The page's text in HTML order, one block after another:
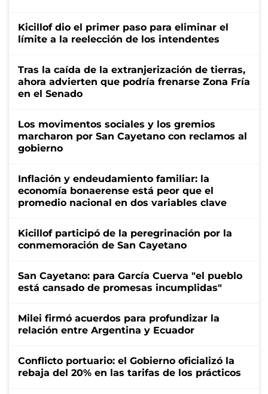
Kicillof dio el primer paso para eliminar el
límite a la reelección de los intendentes
Tras la caída de la extranjerización de tierras,
ahora advierten que podría frenarse Zona Fría
en el Senado
Los movimentos sociales y los gremios
marcharon por San Cayetano con reclamos al
gobierno
Inflación y endeudamiento familiar: la
economía bonaerense está peor que el
promedio nacional en dos variables clave
Kicillof participó de la peregrinación por la
conmemoración de San Cayetano
San Cayetano: para García Cuerva "el pueblo
está cansado de promesas incumplidas"
Milei firmó acuerdos para profundizar la
relación entre Argentina y Ecuador
Conflicto portuario: el Gobierno oficializó la
rebaja del 20% en las tarifas de los prácticos